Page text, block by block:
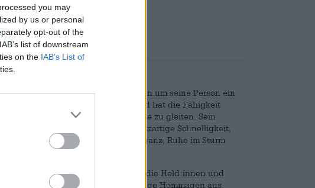
you may
by us or personal
opt-out of the
list of downstream
on the IAB’s List of
zzgl. Pfand € 0,08
der in den Sagen und Legenden um seine Person ein
Tier trägt den Namen Sleipnir und hat die Fähigkeit
über Wasser und durch die Lüfte zu gleiten. Sein
symbolisiert gleichzeitig eine blitzartige Schnelligkeit,
Pferd steht für kraftvolle Eleganz, Ruhe im Sturm
Örtchen hegt eine Faszination für die Held:innen und
ihre Bewunderung durch bierige Hommagen aus.